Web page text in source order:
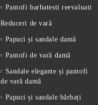
Pantofi barbatesti reevaluati
Reduceri de vară
Papuci și sandale damă
Pantofi de vară damă
Sandale elegante și pantofi
de vară damă
Papuci și sandale bărbați